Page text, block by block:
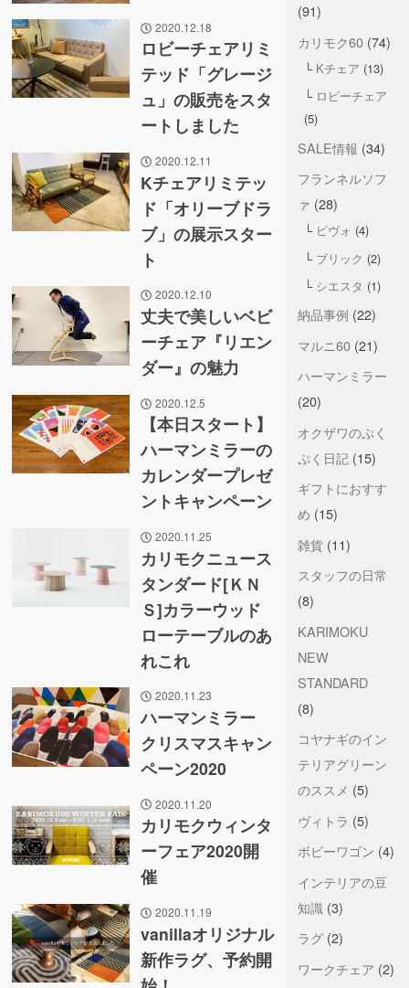
2020.12.18
ロビーチェアリミ
テッド「グレージ
ュ」の販売をスタ
ートしました
2020.12.11
Kチェアリミテッ
ド「オリーブドラ
ブ」の展示スター
ト
2020.12.10
丈夫で美しいベビ
ーチェア『リエン
ダー』の魅力
2020.12.5
【本日スタート】
ハーマンミラーの
カレンダープレゼ
ントキャンペーン
2020.11.25
カリモクニュース
タンダード[ＫＮ
Ｓ]カラーウッド
ローテーブルのあ
れこれ
2020.11.23
ハーマンミラー
クリスマスキャン
ペーン2020
2020.11.20
カリモクウィンタ
ーフェア2020開
催
2020.11.19
vanillaオリジナル
新作ラグ、予約開
(91)
カリモク60(74)
Kチェア (13)
ロビーチェア
(5)
SALE情報 (34)
フランネルソフ
ァ (28)
ピヴォ (4)
ブリック (2)
シエスタ (1)
納品事例 (22)
マルニ60(21)
ハーマンミラー
(20)
オクザワのぷく
ぷく日記(15)
ギフトにおすす
め (15)
雑貨(11)
スタッフの日常
(8)
KARIMOKU
NEW
STANDARD
(8)
コヤナギのイン
テリアグリーン
のススメ (5)
ヴィトラ (5)
ボビーワゴン (4)
インテリアの豆
知識 (3)
ラグ(2)
ワークチェア (2)